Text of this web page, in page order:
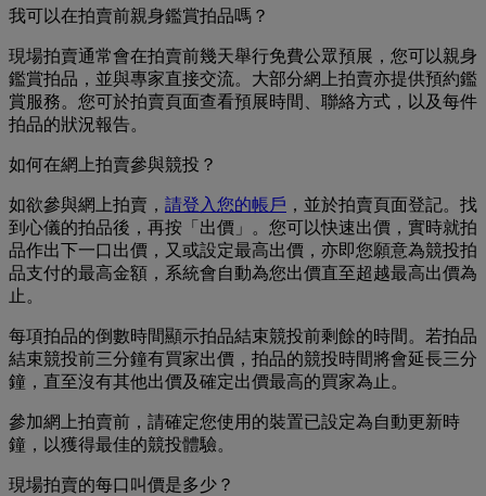
我可以在拍賣前親身鑑賞拍品嗎？
現場拍賣通常會在拍賣前幾天舉行免費公眾預展，您可以親身
鑑賞拍品，並與專家直接交流。大部分網上拍賣亦提供預約鑑
賞服務。您可於拍賣頁面查看預展時間、聯絡方式，以及每件
拍品的狀況報告。
如何在網上拍賣參與競投？
如欲參與網上拍賣， 請登入您的帳戶 ，並於拍賣頁面登記。找
到心儀的拍品後，再按「出價」。您可以快速出價，實時就拍
品作出下一口出價，又或設定最高出價，亦即您願意為競投拍
品支付的最高金額，系統會自動為您出價直至超越最高出價為
止。
每項拍品的倒數時間顯示拍品結束競投前剩餘的時間。若拍品
結束競投前三分鐘有買家出價，拍品的競投時間將會延長三分
鐘，直至沒有其他出價及確定出價最高的買家為止。
參加網上拍賣前，請確定您使用的裝置已設定為自動更新時
鐘，以獲得最佳的競投體驗。
現場拍賣的每口叫價是多少？